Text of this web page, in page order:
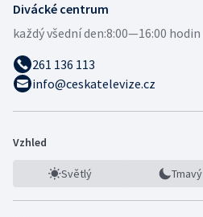
Divácké centrum
každý všední den:8:00—16:00 hodin
261 136 113
info@ceskatelevize.cz
Vzhled
Světlý Tmavý